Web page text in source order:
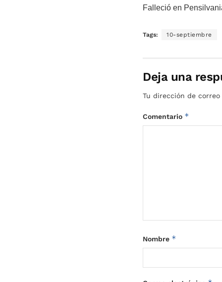
Falleció en
Tags: 10-septiembre
Deja una
Tu dirección de
Comentario *
Nombre *